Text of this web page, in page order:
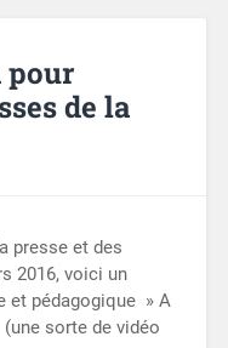
pour
de la
presse et des
2016, voici un
et pédagogique » A
(une sorte de vidéo